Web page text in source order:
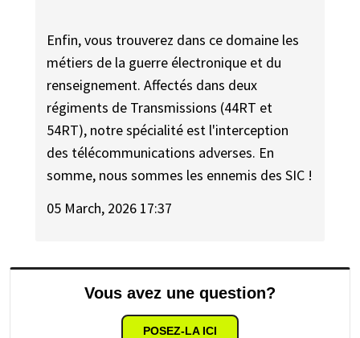
Enfin, vous trouverez dans ce domaine les
métiers de la guerre électronique et du
renseignement. Affectés dans deux
régiments de Transmissions (44RT et
54RT), notre spécialité est l'interception
des télécommunications adverses. En
somme, nous sommes les ennemis des SIC !
05 March, 2026 17:37
Vous avez une question?
POSEZ-LA ICI